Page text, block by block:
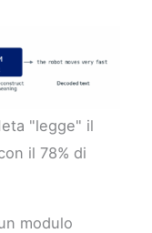
"legge" il
il 78% di
modulo